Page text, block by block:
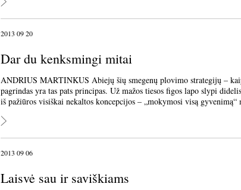
2013 09 20
Dar du kenksmingi mitai
ANDRIUS MARTINKUS Abiejų šių smegenų plovimo strategijų –
pagrindas yra tas pats principas. Už mažos tiesos figos lapo slypi
iš pažiūros visiškai nekaltos koncepcijos – „mokymosi visą
2013 09 06
Laisvė sau ir saviškiams